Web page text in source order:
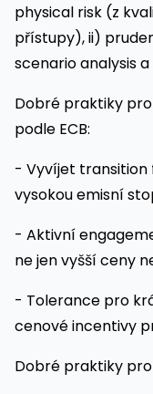
physical risk (z
přístupy), ii)
scenario analysis
Dobré praktiky
podle ECB:
- Vyvíjet
vysokou emisní
- Aktivní
ne jen vyšší ceny
- Tolerance pro
cenové incentivy
Dobré praktiky